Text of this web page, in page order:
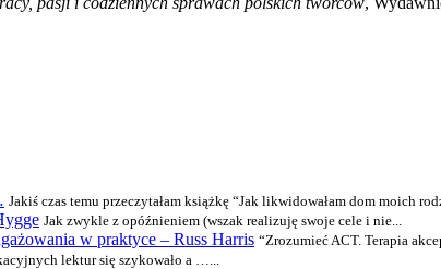
Jakiś czas temu przeczytałam książkę “Jak likwidowałam dom moich
Jak zwykle z opóźnieniem (wszak realizuję swoje cele i nie...
w praktyce – Russ Harris “Zrozumieć ACT. Terapia
lektur się szykowało a …...